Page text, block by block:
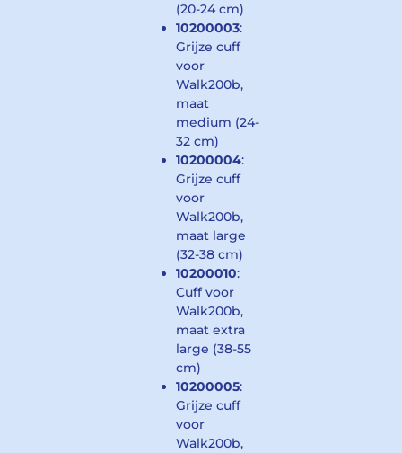
(20-24 cm)
10200003:
Grijze cuff
voor
Walk200b,
maat
medium (24-
32 cm)
10200004:
Grijze cuff
voor
Walk200b,
maat large
(32-38 cm)
10200010:
Cuff voor
Walk200b,
maat extra
large (38-55
cm)
10200005:
Grijze cuff
voor
Walk200b,